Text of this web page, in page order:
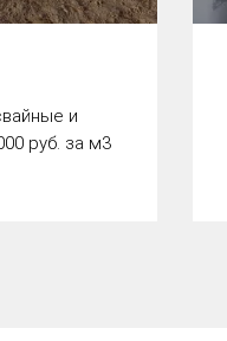
и
руб. за м3